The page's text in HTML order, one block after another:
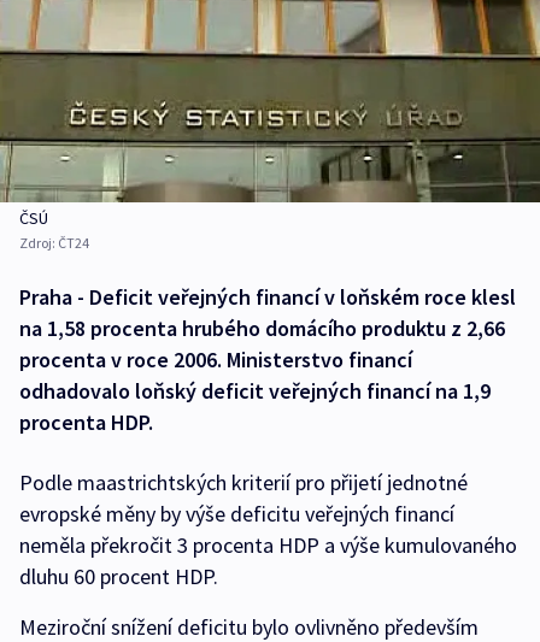
ČSÚ
Zdroj: ČT24
Praha - Deficit veřejných financí v loňském roce klesl
na 1,58 procenta hrubého domácího produktu z 2,66
procenta v roce 2006. Ministerstvo financí
odhadovalo loňský deficit veřejných financí na 1,9
procenta HDP.
Podle maastrichtských kriterií pro přijetí jednotné
evropské měny by výše deficitu veřejných financí
neměla překročit 3 procenta HDP a výše kumulovaného
dluhu 60 procent HDP.
Meziroční snížení deficitu bylo ovlivněno především